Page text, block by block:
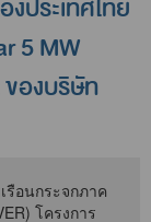
ประเทศไทย
5 MW
องบริษัท